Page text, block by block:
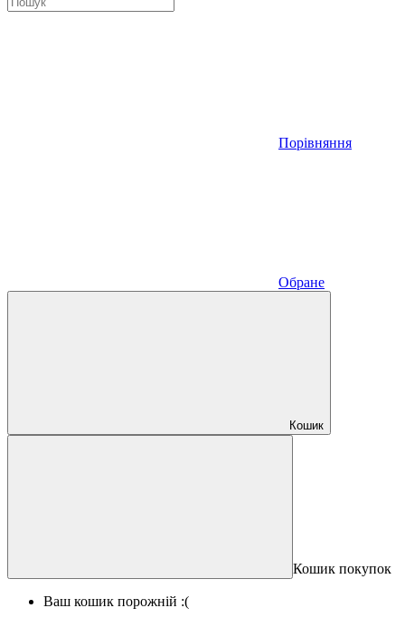
Порівняння
Обране
Кошик
Кошик покупок
Ваш кошик порожній :(